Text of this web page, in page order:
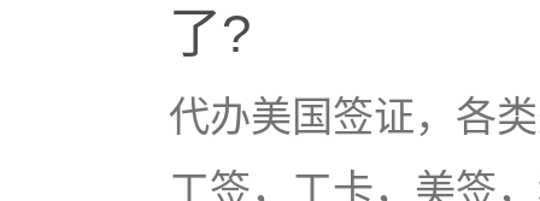
了?
代办美国签证，各
工签，工卡，美签